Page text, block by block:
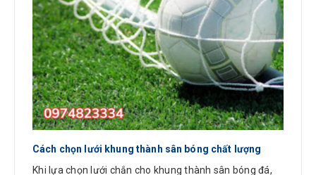
Cách chọn lưới khung thành sân bóng chất lượng
Khi lựa chọn lưới chắn cho khung thành sân bóng đá,